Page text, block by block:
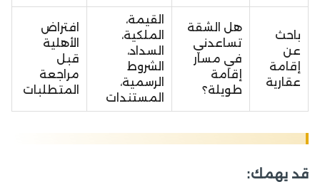
باحث
عن
إقامة
عقارية
هل الشقة
تساعدني
في مسار
إقامة
طويلة؟
القيمة،
الملكية،
السداد،
الشروط
الرسمية،
المستندات
افتراض
الأهلية
قبل
مراجعة
المتطلبات
قد يهمك: